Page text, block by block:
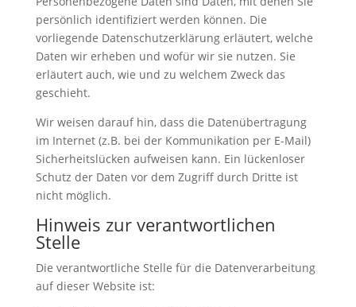
persönlich identifiziert werden können. Die
vorliegende Datenschutzerklärung erläutert, welche
Daten wir erheben und wofür wir sie nutzen. Sie
erläutert auch, wie und zu welchem Zweck das
geschieht.
Wir weisen darauf hin, dass die Datenübertragung
im Internet (z.B. bei der Kommunikation per E-Mail)
Sicherheitslücken aufweisen kann. Ein lückenloser
Schutz der Daten vor dem Zugriff durch Dritte ist
nicht möglich.
Hinweis zur verantwortlichen
Stelle
Die verantwortliche Stelle für die Datenverarbeitung
auf dieser Website ist: